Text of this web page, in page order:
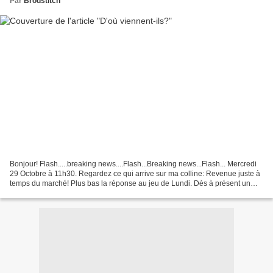
Bonjour! Flash.....breaking news....Flash...Breaking news...Flash... Mercredi
29 Octobre à 11h30. Regardez ce qui arrive sur ma colline: Revenue juste à
temps du marché! Plus bas la réponse au jeu de Lundi. Dès à présent un